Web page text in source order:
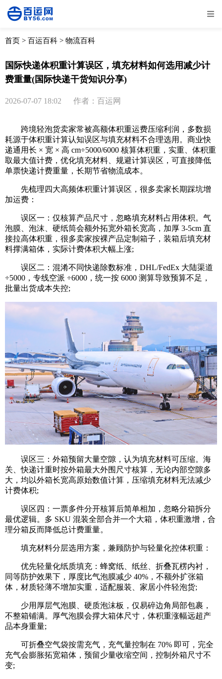
全部 物流资讯
取消
首页 > 百运百科 > 物流百科
国际快递体积重计算误区，填充材料如何选用减少计
费重量(国际快递干货知识分享)
2026-07-07 18:02 作者：百运网
跨境轻泡货卖家常被高额体积重运费压缩利润，多数损
耗源于体积重计算认知误区与填充材料不合理选用。商业快
递通用长 × 宽 × 高 cm÷5000/6000 核算体积重，实重、体积重
取最大值计费，优化填充材料、规避计算误区，可直接降低
单票快递计费重量，长期节省物流成本。
先梳理四大高频体积重计算误区，很多卖家长期踩坑增
加运费：
误区一：仅核算产品尺寸，忽略填充材料占用体积。气
泡膜、泡沫、硬纸筒会额外拓宽外箱长宽高，加厚 3-5cm 直
接拉高体积重，很多卖家按裸产品定制箱子，装箱后填充材
料撑满箱体，实际计费体积大幅上涨;
误区二：混淆不同快递除数标准，DHL/FedEx 大陆渠道
÷5000，专线空派 ÷6000，统一按 6000 测算导致预算不足，
批量出货成本失控;
误区三：外箱预留大量空隙，认为填充材料可压缩。海
关、快递计重时按外箱最大外围尺寸核算，无论内部空隙多
大，均以外箱长宽高原始数值计算，压缩填充材料无法减少
计费体积;
误区四：一票多件分开核算后简单相加，忽略分箱拆分
最优逻辑。多 SKU 混装全部合并一个大箱，体积重激增，合
理分箱反而降低总计费重量。
填充材料分层选用方案，兼顾防护与轻量化控体积重：
优先轻量化纸质填充：蜂窝纸、纸丝、折叠瓦楞内衬，
同等防护效果下，厚度比气泡膜减少 40%，不额外扩张箱
体，材质轻薄不增加实重，适配服装、家居小件轻泡货;
少用厚层气泡膜、硬质泡沫板，仅易碎边角局部包裹，
不整箱铺满。厚气泡膜会撑大箱体尺寸，体积重涨幅远超产
品本身重量;
可折叠空气袋按需充气，充气量控制在 70% 即可，完全
充气会膨胀拓宽箱体，预留少量收缩空间，控制外箱尺寸不
变;